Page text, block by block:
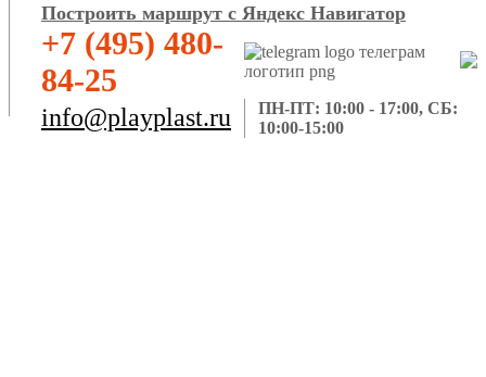
Построить маршрут с Яндекс Навигатор
+7 (495) 480-
84-25
info@playplast.ru
ПН-ПТ: 10:00 - 17:00, СБ:
10:00-15:00